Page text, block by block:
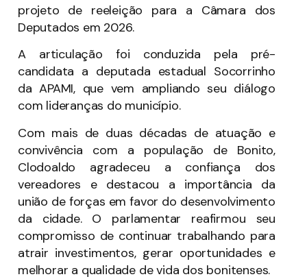
projeto de reeleição para a Câmara dos
Deputados em 2026.
A articulação foi conduzida pela pré-
candidata a deputada estadual Socorrinho
da APAMI, que vem ampliando seu diálogo
com lideranças do município.
Com mais de duas décadas de atuação e
convivência com a população de Bonito,
Clodoaldo agradeceu a confiança dos
vereadores e destacou a importância da
união de forças em favor do desenvolvimento
da cidade. O parlamentar reafirmou seu
compromisso de continuar trabalhando para
atrair investimentos, gerar oportunidades e
melhorar a qualidade de vida dos bonitenses.